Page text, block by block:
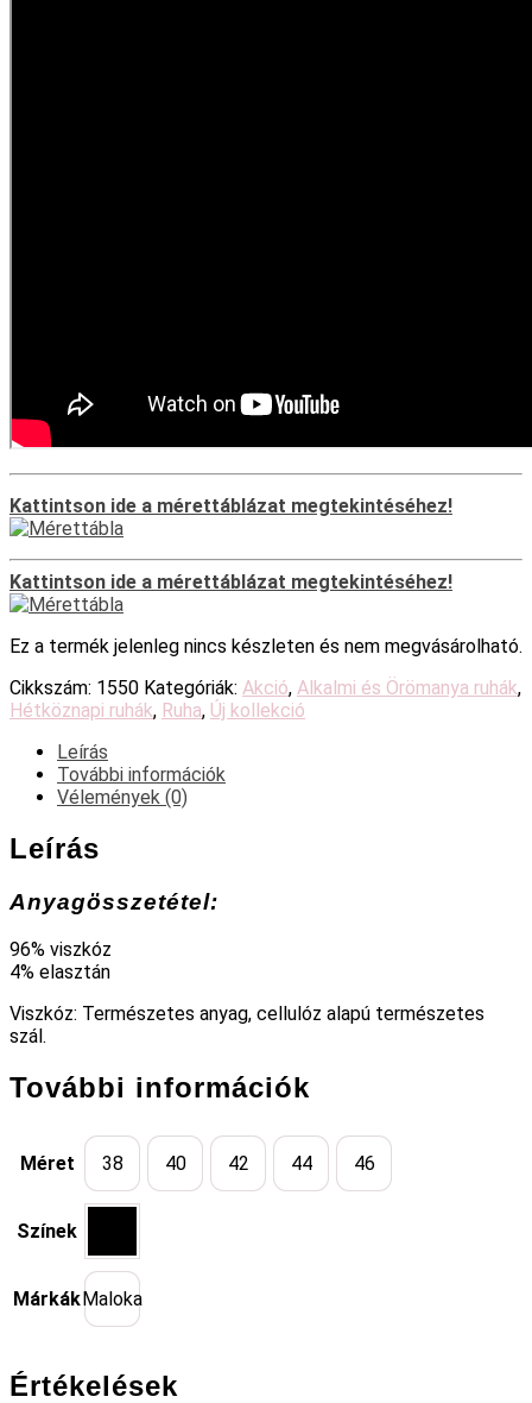
Kattintson ide a mérettáblázat megtekintéséhez!
Kattintson ide a mérettáblázat megtekintéséhez!
Ez a termék jelenleg nincs készleten és nem megvásárolható.
Cikkszám: 1550 Kategóriák: Akció, Alkalmi és Örömanya ruhák,
Hétköznapi ruhák, Ruha, Új kollekció
Leírás
További információk
Vélemények (0)
Leírás
Anyagösszetétel:
96% viszkóz
4% elasztán
Viszkóz: Természetes anyag, cellulóz alapú természetes
szál.
További információk
Méret 38 40 42 44 46
Színek
MárkákMaloka
Értékelések